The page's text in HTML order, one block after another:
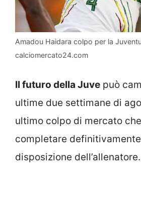
Amadou Haidara colpo per la
calciomercato24.com
Il futuro della Juve può
ultime due settimane di
ultimo colpo di mercato
completare
disposizione dell’allenatore.